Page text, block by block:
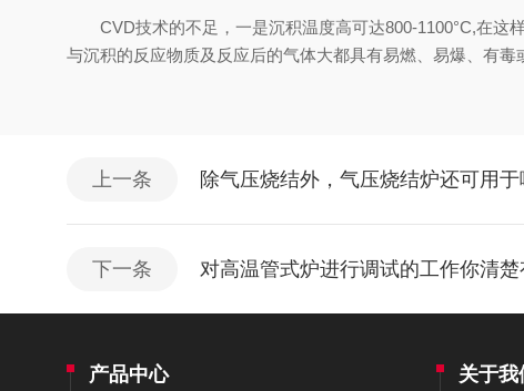
CVD技术的不足，一是沉积温度高可达800-1100°C,在这
与沉积的反应物质及反应后的气体大都具有易燃、易爆、有毒
上一条 除气压烧结外，气压烧结炉还可用于
下一条 对高温管式炉进行调试的工作你清楚
产品中心 关于我